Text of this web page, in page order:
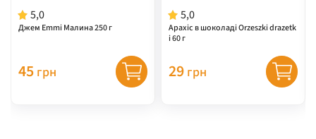
5,0
Джем Emmi Малина 250 г
45 грн
5,0
Арахіс в шоколаді Orzeszki drazetk
i 60 г
29 грн